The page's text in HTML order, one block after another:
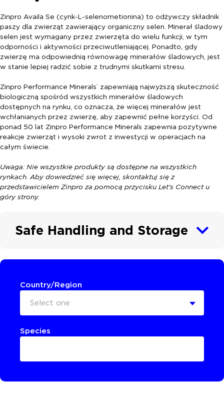
Zinpro Availa Se (cynk-L-selenometionina) to odżywczy składnik
paszy dla zwierząt zawierający organiczny selen. Minerał śladowy
selen jest wymagany przez zwierzęta do wielu funkcji, w tym
odporności i aktywności przeciwutleniającej. Ponadto, gdy
zwierzę ma odpowiednią równowagę minerałów śladowych, jest
w stanie lepiej radzić sobie z trudnymi skutkami stresu.
Zinpro Performance Minerals®
zapewniają najwyższą skuteczność
biologiczną spośród wszystkich minerałów śladowych
dostępnych na rynku, co oznacza, że więcej minerałów jest
wchłanianych przez zwierzę, aby zapewnić pełne korzyści. Od
ponad 50 lat Zinpro Performance Minerals zapewnia pozytywne
reakcje zwierząt i wysoki zwrot z inwestycji w operacjach na
całym świecie.
Uwaga: Nie wszystkie produkty są dostępne na wszystkich
rynkach. Aby dowiedzieć się więcej, skontaktuj się z
przedstawicielem Zinpro za pomocą przycisku Let's Connect u
góry strony.
Safe Handling and Storage
Country/Region
Select one
Species